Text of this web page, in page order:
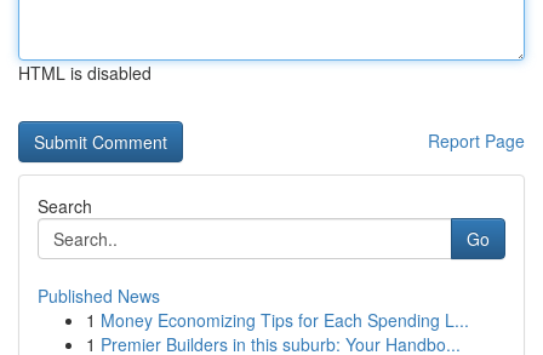
HTML is disabled
Report Page
Search
Go
Published News
1 Money Economizing Tips for Each Spending L...
1 Premier Builders in this suburb: Your Handbo...